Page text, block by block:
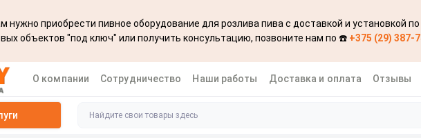
нужно приобрести пивное оборудование для розлива пива с доставкой и установкой
объектов "под ключ" или получить консультацию, позвоните нам по ☎️ +375 (29) 387-
О компании Сотрудничество Наши работы Доставка и оплата Отзывы